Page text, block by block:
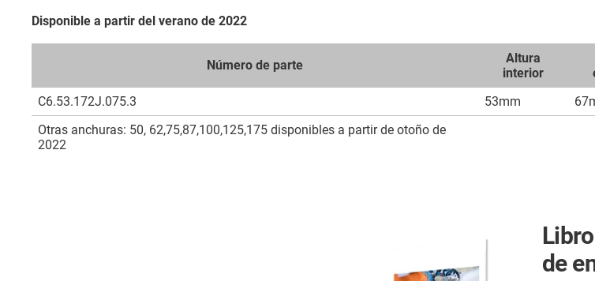
Disponible a partir del verano de 2022
Número de parte
Altura
interior
C6.53.172J.075.3 53mm
Otras anchuras: 50, 62,75,87,100,125,175 disponibles a partir de otoño de
2022
de